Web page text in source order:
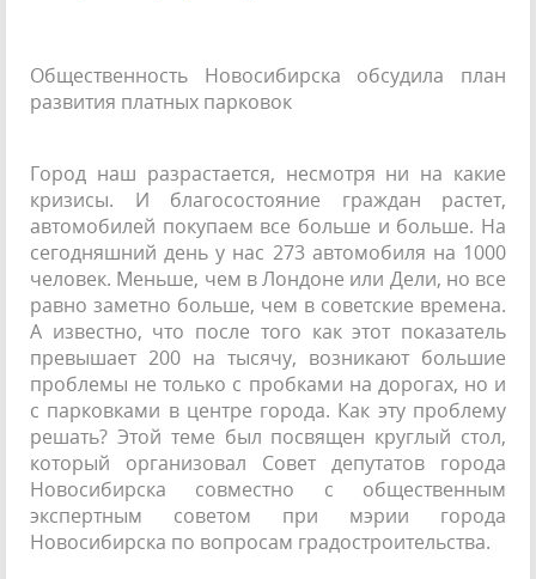
Общественность Новосибирска обсудила план
развития платных парковок
Город наш разрастается, несмотря ни на какие
кризисы. И благосостояние граждан растет,
автомобилей покупаем все больше и больше. На
сегодняшний день у нас 273 автомобиля на 1000
человек. Меньше, чем в Лондоне или Дели, но все
равно заметно больше, чем в советские времена.
А известно, что после того как этот показатель
превышает 200 на тысячу, возникают большие
проблемы не только с пробками на дорогах, но и
с парковками в центре города. Как эту проблему
решать? Этой теме был посвящен круглый стол,
который организовал Совет депутатов города
Новосибирска совместно с общественным
экспертным советом при мэрии города
Новосибирска по вопросам градостроительства.